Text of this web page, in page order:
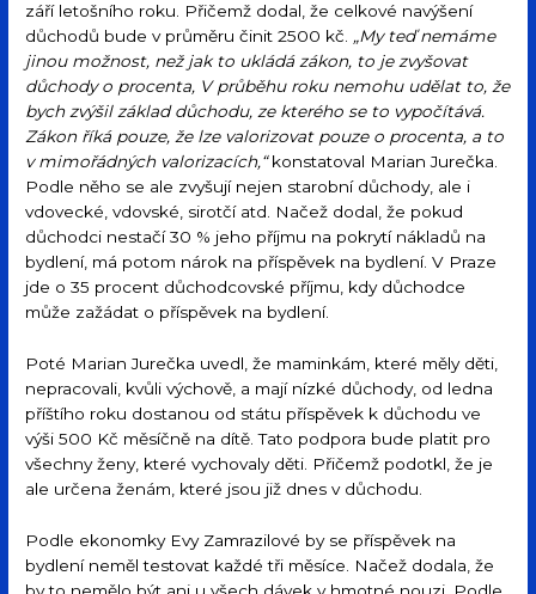
září letošního roku. Přičemž dodal, že celkové navýšení
důchodů bude v průměru činit 2500 kč. „My teď nemáme
jinou možnost, než jak to ukládá zákon, to je zvyšovat
důchody o procenta, V průběhu roku nemohu udělat to, že
bych zvýšil základ důchodu, ze kterého se to vypočítává.
Zákon říká pouze, že lze valorizovat pouze o procenta, a to
v mimořádných valorizacích,“konstatoval Marian Jurečka.
Podle něho se ale zvyšují nejen starobní důchody, ale i
vdovecké, vdovské, sirotčí atd. Načež dodal, že pokud
důchodci nestačí 30 % jeho příjmu na pokrytí nákladů na
bydlení, má potom nárok na příspěvek na bydlení. V Praze
jde o 35 procent důchodcovské příjmu, kdy důchodce
může zažádat o příspěvek na bydlení.
Poté Marian Jurečka uvedl, že maminkám, které měly děti,
nepracovali, kvůli výchově, a mají nízké důchody, od ledna
příštího roku dostanou od státu příspěvek k důchodu ve
výši 500 Kč měsíčně na dítě. Tato podpora bude platit pro
všechny ženy, které vychovaly děti. Přičemž podotkl, že je
ale určena ženám, které jsou již dnes v důchodu.
Podle ekonomky Evy Zamrazilové by se příspěvek na
bydlení neměl testovat každé tři měsíce. Načež dodala, že